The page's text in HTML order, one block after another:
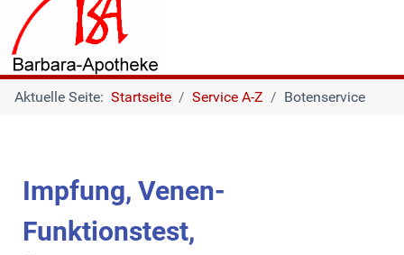
Aktuelle Seite: Startseite Service A-Z Botenservice
Impfung, Venen-
Funktionstest,